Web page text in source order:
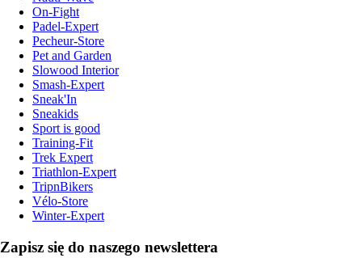
On-Fight
Padel-Expert
Pecheur-Store
Pet and Garden
Slowood Interior
Smash-Expert
Sneak'In
Sneakids
Sport is good
Training-Fit
Trek Expert
Triathlon-Expert
TripnBikers
Vélo-Store
Winter-Expert
Zapisz się do naszego newslettera